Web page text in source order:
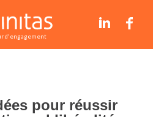
d'engagementde cas
pour réussir